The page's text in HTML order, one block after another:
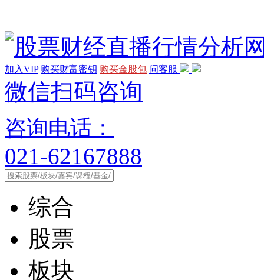
加入VIP 购买财富密钥 购买金股包 问客服
微信扫码咨询
咨询电话：
021-62167888
综合
股票
板块